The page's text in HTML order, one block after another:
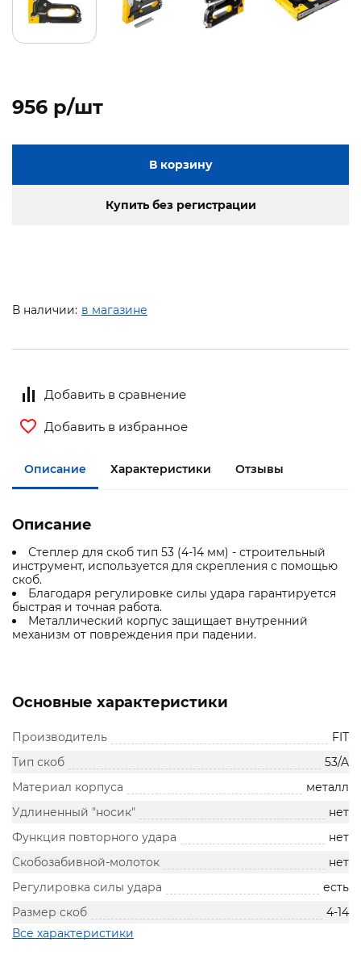
956 p/шт
В корзину
Купить без регистрации
В наличии: в магазине
Добавить в сравнение
Добавить в избранное
Описание Характеристики Отзывы
Описание
Степлер для скоб тип 53 (4-14 мм) - строительный
инструмент, используется для скрепления с помощью
скоб.
Благодаря регулировке силы удара гарантируется
быстрая и точная работа.
Металлический корпус защищает внутренний
механизм от повреждения при падении.
Основные характеристики
Производитель
FIT
Тип скоб
53/A
Материал корпуса
металл
Удлиненный "носик"
нет
Функция повторного удара
нет
Скобозабивной-молоток
нет
Регулировка силы удара
есть
Размер скоб
4-14
Все характеристики